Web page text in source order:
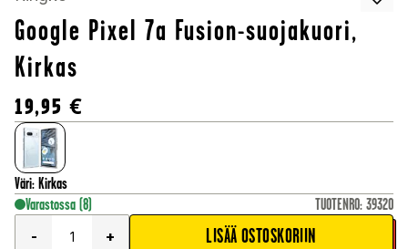
Google Pixel 7a Fusion-suojakuori,
Kirkas
19,95 €
Väri: Kirkas
Varastossa (8) TUOTENRO: 39320
-
+ LISÄÄ OSTOSKORIIN